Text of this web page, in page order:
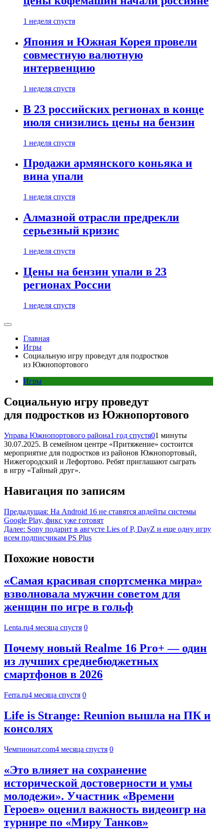
1 неделя спустя
Япония и Южная Корея провели
совместную валютную
интервенцию
1 неделя спустя
В 23 российских регионах в конце
июля снизились цены на бензин
1 неделя спустя
Продажи армянского коньяка и
вина упали
1 неделя спустя
Алмазной отрасли предрекли
серьезный кризис
1 неделя спустя
Цены на бензин упали в 23
регионах России
1 неделя спустя
Главная
Игры
Социальную игру проведут для подростков
из Южнопортового
Игры
Социальную игру проведут
для подростков из Южнопортового
Управа Южнопортового района1 год спустя01 минуты
30.07.2025. В семейном центре «Притяжение» состоится
мероприятие для подростков из районов Южнопортовый,
Нижегородский и Лефортово. Ребят приглашают сыграть
в игру «Тайный друг».
Навигация по записям
Предыдущая: На Android 16 не ставятся апдейты системы
Google Play, фикс уже готовят
Далее: Sony подарит в августе Lies of P, DayZ и еще одну игру
всем подписчикам PS Plus
Похожие новости
«Самая красивая спортсменка мира»
взволновала мужчин советом для
женщин по игре в гольф
Lenta.ru4 месяца спустя 0
Почему новый Realme 16 Pro+ — один
из лучших среднебюджетных
смартфонов в 2026
Ferra.ru4 месяца спустя 0
Life is Strange: Reunion вышла на ПК и
консолях
Чемпионат.com4 месяца спустя 0
«Это влияет на сохранение
исторической достоверности и умы
молодежи». Участник «Времени
Героев» оценил важность видеоигр на
турнире по «Миру Танков»